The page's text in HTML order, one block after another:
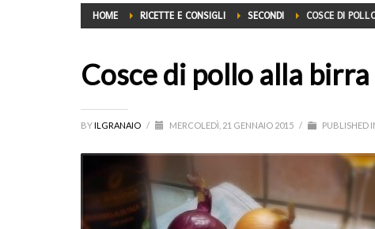
HOME RICETTE E CONSIGLI SECONDI COSCE DI
Cosce di pollo alla birra
BYILGRANAIO / MERCOLEDÌ, 21 GENNAIO 2015 / PUBLISHED